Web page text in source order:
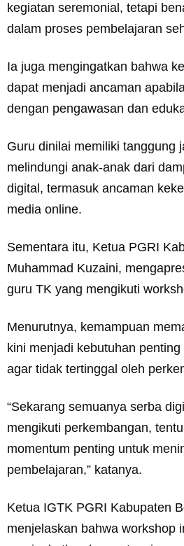
kegiatan seremonial, tetapi
dalam proses pembelajaran
Ia juga mengingatkan bahwa
dapat menjadi ancaman
dengan pengawasan dan
Guru dinilai memiliki tanggung
melindungi anak-anak dari
digital, termasuk ancaman
media online.
Sementara itu, Ketua PGRI
Muhammad Kuzaini,
guru TK yang mengikuti
Menurutnya, kemampuan
kini menjadi kebutuhan
agar tidak tertinggal oleh
“Sekarang semuanya serba
mengikuti perkembangan,
momentum penting untuk
pembelajaran,” katanya.
Ketua IGTK PGRI Kabupaten
menjelaskan bahwa workshop